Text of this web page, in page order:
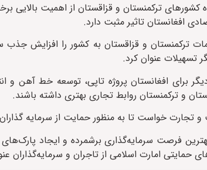
کشورهای ترکمنستان و قزاقستان از اهمیت بالایی
افغانستان تاثیر مثبت دارد‌.
ترکمنستان و قزاقستان به کشور را افزایش جذب
تسهیلات عنوان کرد.
برای افغانستان پروژه تاپی، توسعه خط آهن و
و ترکمنستان روابط تجاری بهتری داشته باشند.
و تجارت خواست تا به منظور حمایت از سرمایه
فرصت سرمایه‌گذاری برشمرده و ایجاد
حمایتی امارت اسلامی از تاجران و سرمایه‌گذاران